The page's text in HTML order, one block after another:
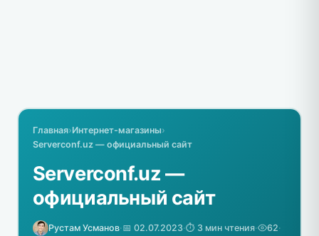
Главная›Интернет-магазины›
Serverconf.uz — официальный сайт
Serverconf.uz —
официальный сайт
Рустам Усманов·📅 02.07.2023·⏱️ 3 мин чтения· 62·